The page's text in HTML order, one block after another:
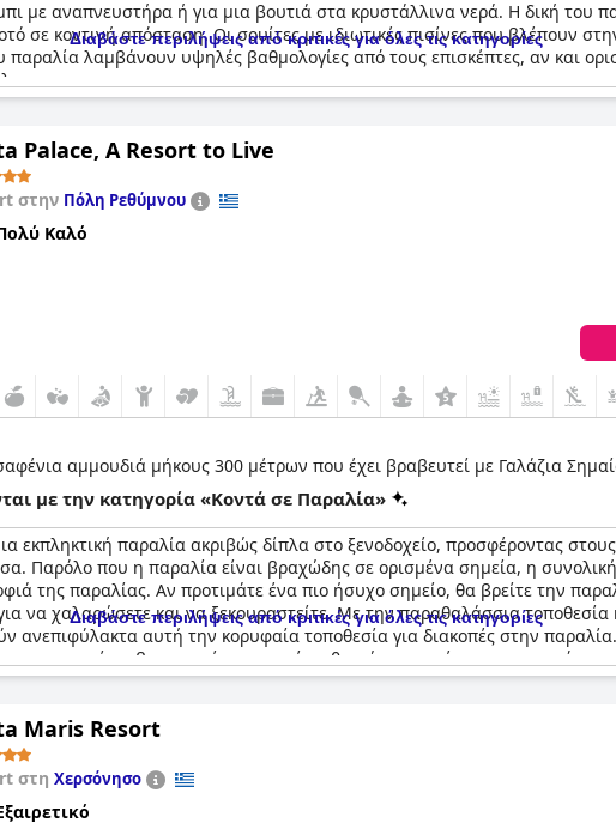
με αναπνευστήρα ή για μια βουτιά στα κρυστάλλινα νερά. Η δική του
σε κοντινή απόσταση. Οι σουίτες με ιδιωτικές πισίνες που βλέπουν
παραλία λαμβάνουν υψηλές βαθμολογίες από τους επισκέπτες, αν και
Διαβάστε περιλήψεις από κριτικές για όλες τις κατηγορίες
Palace, A Resort to Live
στην Πόλη Ρεθύμνου
Καλό
αμμουδιά μήκους 300 μέτρων που έχει βραβευτεί με Γαλάζια
με την κατηγορία «Κοντά σε Παραλία»
εκπληκτική παραλία ακριβώς δίπλα στο ξενοδοχείο, προσφέροντας
Παρόλο που η παραλία είναι βραχώδης σε ορισμένα σημεία, η
της παραλίας. Αν προτιμάτε ένα πιο ήσυχο σημείο, θα βρείτε την
να χαλαρώσετε και να ξεκουραστείτε. Με την παραθαλάσσια τοποθεσία
ανεπιφύλακτα αυτή την κορυφαία τοποθεσία για διακοπές στην
που μπορεί να βρει κανείς στο νησί, καθιστώντας το έναν προορισμό που
που αναζητούν μια ρομαντική απόδραση δίπλα στη θάλασσα. Αν
ήλιο, το
Διαβάστε περιλήψεις από κριτικές για όλες τις κατηγορίες
Maris Resort
στη Χερσόνησο